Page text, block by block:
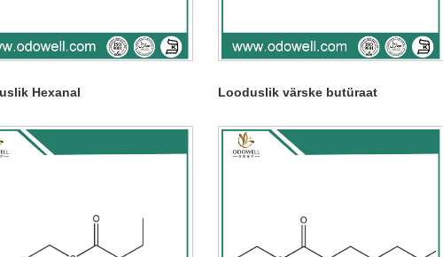
Hexanal Looduslik värske butüraat